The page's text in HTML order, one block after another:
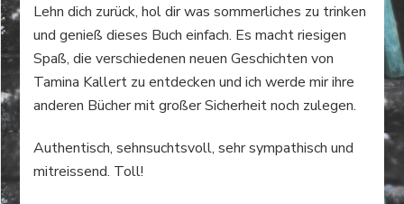
Lehn dich zurück, hol dir was sommerliches zu trinken
und genieß dieses Buch einfach. Es macht riesigen
Spaß, die verschiedenen neuen Geschichten von
Tamina Kallert zu entdecken und ich werde mir ihre
anderen Bücher mit großer Sicherheit noch zulegen.
Authentisch, sehnsuchtsvoll, sehr sympathisch und
mitreissend. Toll!